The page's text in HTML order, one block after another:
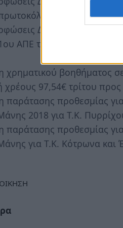
οριστικής
Δ.Ε. Σμύνους 2016».
ΑΠΕ του έργου
χρηματικού βοηθήματος
χρέους 97,54€ τρίτου
παράτασης προθεσμίας
2018 για Τ.Κ.
παράτασης προθεσμίας
για Τ.Κ. Κότρωνα και